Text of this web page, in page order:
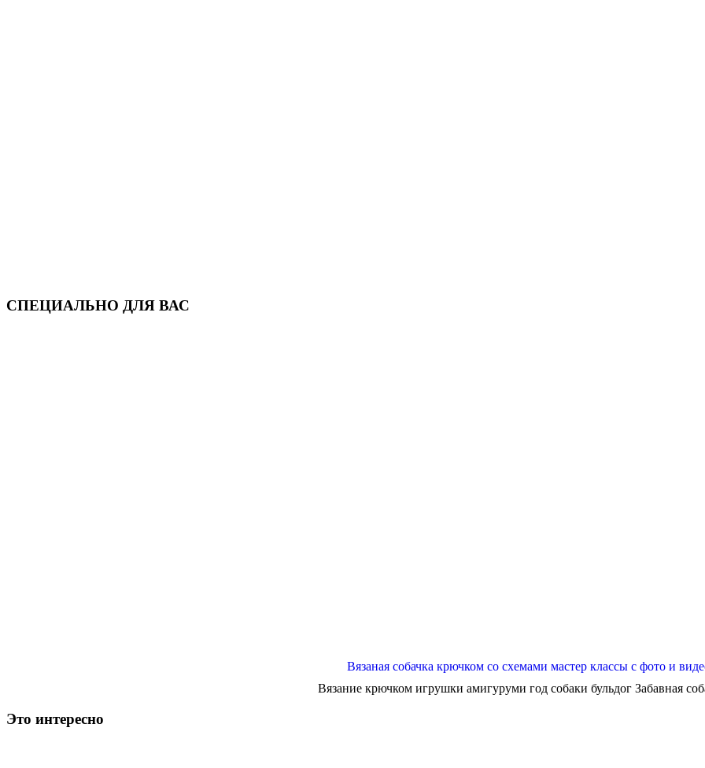
СПЕЦИАЛЬНО ДЛЯ ВАС
Вязаная собачка крючком со схемами мастер классы с фото и
Вязание крючком игрушки амигуруми год собаки бульдог Забавная
Это интересно